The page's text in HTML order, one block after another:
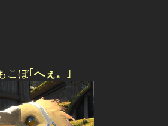
こぼ｢ へぇ。 ｣